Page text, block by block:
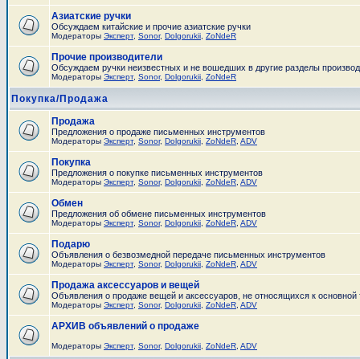
Азиатские ручки
Обсуждаем китайские и прочие азиатские ручки
Модераторы Эксперт, Sonor, Dolgorukii ZoNdeR
Прочие производители
Обсуждаем ручки неизвестных и не вошедших в другие разделы
Модераторы Эксперт, Sonor, Dolgorukii ZoNdeR
Покупка/Продажа
Продажа
Предложения о продаже письменных инструментов
Модераторы Эксперт, Sonor, Dolgorukii ZoNdeR ADV
Покупка
Предложения о покупке письменных инструментов
Модераторы Эксперт, Sonor, Dolgorukii ZoNdeR ADV
Обмен
Предложения об обмене письменных инструментов
Модераторы Эксперт, Sonor, Dolgorukii ZoNdeR ADV
Подарю
Объявления о безвозмедной передаче письменных инструментов
Модераторы Эксперт, Sonor, Dolgorukii ZoNdeR ADV
Продажа аксессуаров и вещей
Объявления о продаже вещей и аксессуаров, не относящихся к
Модераторы Эксперт, Sonor, Dolgorukii ZoNdeR ADV
АРХИВ объявлений о продаже
Модераторы Эксперт, Sonor, Dolgorukii ZoNdeR ADV